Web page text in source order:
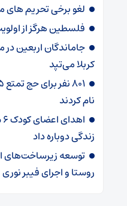
لغو برخی تحریم های
فلسطین هرگز از
جاماندگان اربعین
کربلا می‌تپد
نام کردند
زندگی دوباره داد
روستا و اجرای فیبر نوری